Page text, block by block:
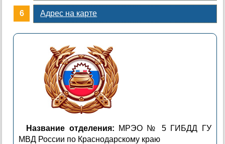
Адрес на карте
Название отделения: МРЭО № 5 ГИБДД ГУ
МВД России по Краснодарскому краю